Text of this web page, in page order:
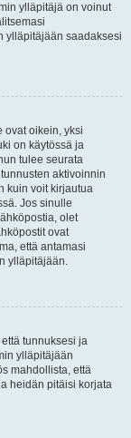
ylläpitäjä on voinut
ylläpitäjään saadaksesi
ovat oikein, yksi
on käytössä ja
tulee seurata
aktivoinnin
kuin voit kirjautua
Jos sinulle
olet
ovat
että antamasi
ylläpitäjään.
tunnuksesi ja
ylläpitäjään
mahdollista, että
heidän pitäisi korjata